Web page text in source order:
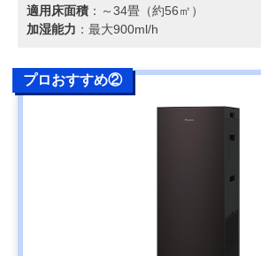
適用床面積 ：～34畳（約56㎡）
加湿能力 ：最大900ml/h
プロおすすめ②